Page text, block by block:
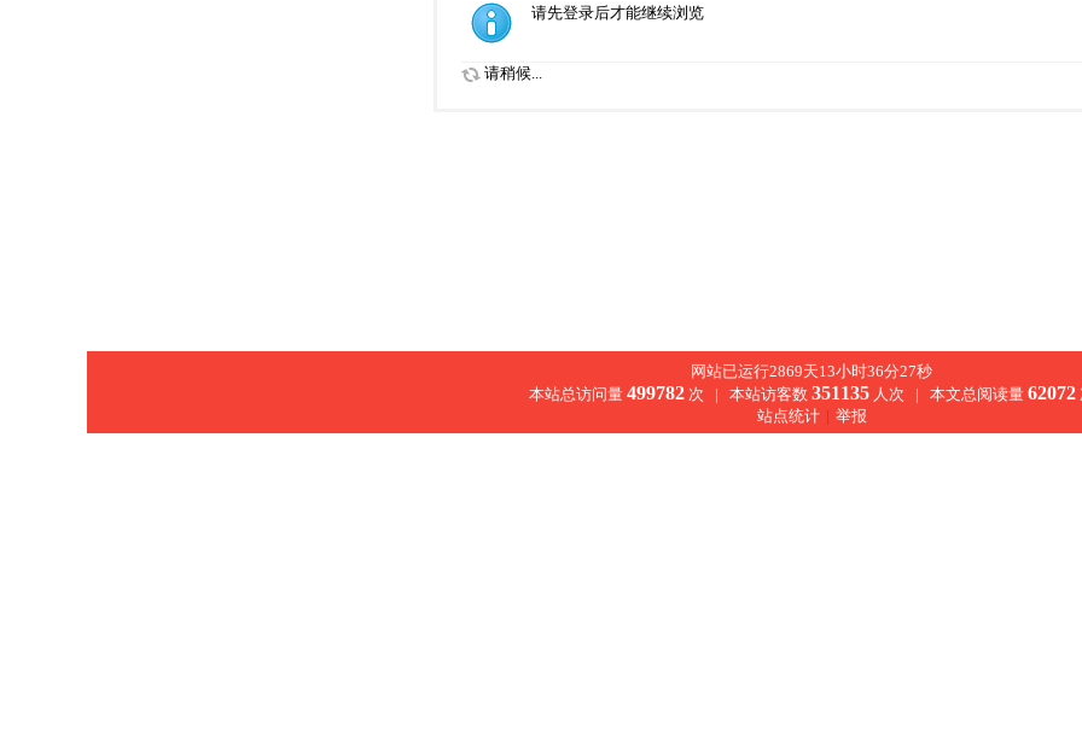
请先登录后才能继续浏览
请稍候...
网站已运行2869天13小时36分27秒
本站总访问量 499782次 | 本站访客数 351135人次 | 本文总阅读量 62072
站点统计 | 举报